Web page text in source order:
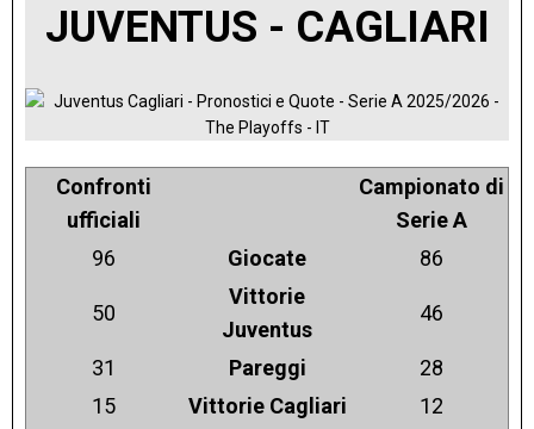
JUVENTUS - CAGLIARI
Confronti
ufficiali
Campionato di
Serie A
96
Giocate 86
50
Vittorie
Juventus
46
31 Pareggi
28
15
Vittorie Cagliari
12